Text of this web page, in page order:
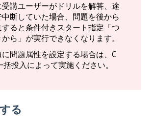
受講ユーザーがドリルを解答、途
断していた場合、問題を後から
ると条件付きスタート指定「つ
ら」が実行できなくなります。
に問題属性を設定する場合は、C
括投入によって実施ください。
る